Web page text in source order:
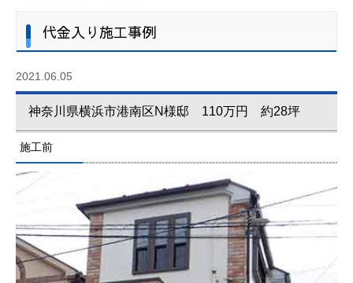
代金入り施工事例
2021.06.05
神奈川県横浜市港南区N様邸 110万円 約28坪
施工前